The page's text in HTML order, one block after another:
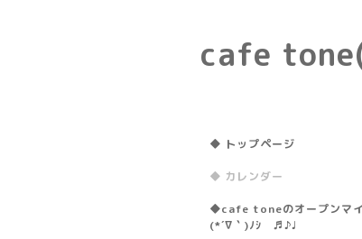
cafe
◆ トップページ
◆ カレンダー
◆cafe toneのオープンマ
(*´∇｀)ﾉｼ ♬♪♩